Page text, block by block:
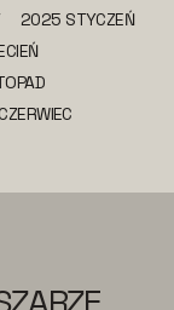
2025 STYCZEŃ